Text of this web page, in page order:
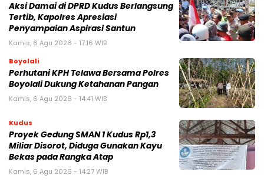
Aksi Damai di DPRD Kudus Berlangsung
Tertib, Kapolres Apresiasi
Penyampaian Aspirasi Santun
Kamis, 6 Agu 2026 - 17:16 WIB
Boyolali
Perhutani KPH Telawa Bersama Polres
Boyolali Dukung Ketahanan Pangan
Kamis, 6 Agu 2026 - 14:41 WIB
Kudus
Proyek Gedung SMAN 1 Kudus Rp1,3
Miliar Disorot, Diduga Gunakan Kayu
Bekas pada Rangka Atap
Kamis, 6 Agu 2026 - 14:27 WIB